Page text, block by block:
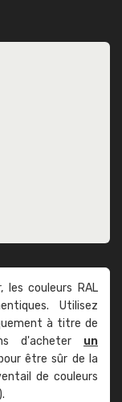
les couleurs RAL
Utilisez
à titre de
d'acheter un
être sûr de la
de couleurs